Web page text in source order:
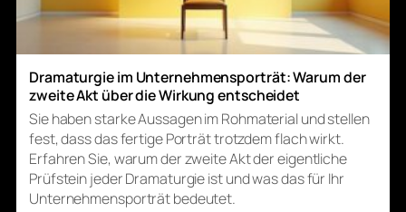
Dramaturgie im Unternehmensporträt: Warum der
zweite Akt über die Wirkung entscheidet
Sie haben starke Aussagen im Rohmaterial und stellen
fest, dass das fertige Porträt trotzdem flach wirkt.
Erfahren Sie, warum der zweite Akt der eigentliche
Prüfstein jeder Dramaturgie ist und was das für Ihr
Unternehmensporträt bedeutet.